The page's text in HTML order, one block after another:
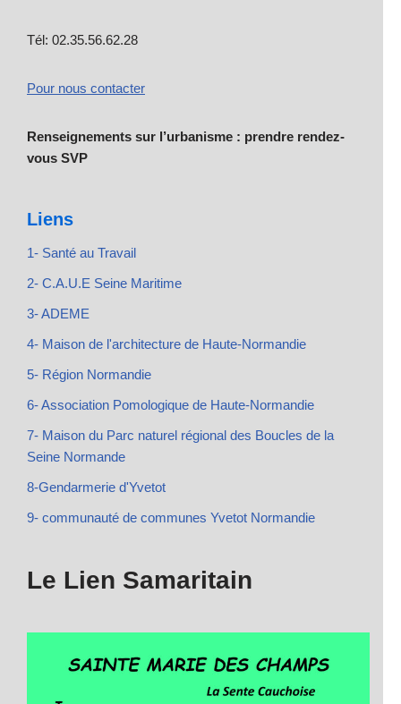
Tél: 02.35.56.62.28
Pour nous contacter
Renseignements sur l’urbanisme : prendre rendez-
vous SVP
Liens
1- Santé au Travail
2- C.A.U.E Seine Maritime
3- ADEME
4- Maison de l'architecture de Haute-Normandie
5- Région Normandie
6- Association Pomologique de Haute-Normandie
7- Maison du Parc naturel régional des Boucles de la
Seine Normande
8-Gendarmerie d'Yvetot
9- communauté de communes Yvetot Normandie
Le Lien Samaritain